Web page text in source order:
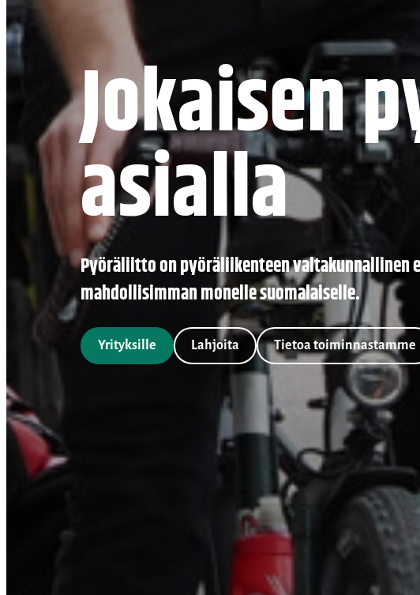
Jokaisen
asialla
Pyöräliitto on pyöräliikenteen valtakunnallinen
mahdollisimman monelle suomalaiselle.
Yrityksille Lahjoita Tietoa toiminnastamme